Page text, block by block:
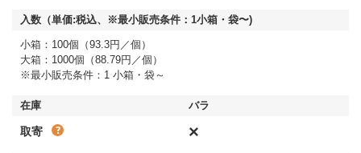
小箱：100個（93.3円／個）
大箱：1000個（88.79円／個）
※最小販売条件：1 小箱・袋～
取寄 ×